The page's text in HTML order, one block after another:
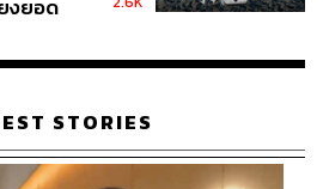
งยอด
STORIES